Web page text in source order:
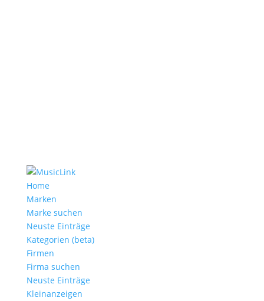
Home
Marken
Marke suchen
Neuste Einträge
Kategorien (beta)
Firmen
Firma suchen
Neuste Einträge
Kleinanzeigen